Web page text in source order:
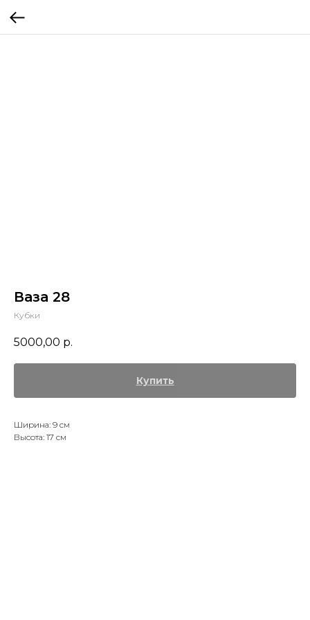
Ваза 28
Кубки
5000,00 р.
Купить
Ширина: 9 см
Высота: 17 см